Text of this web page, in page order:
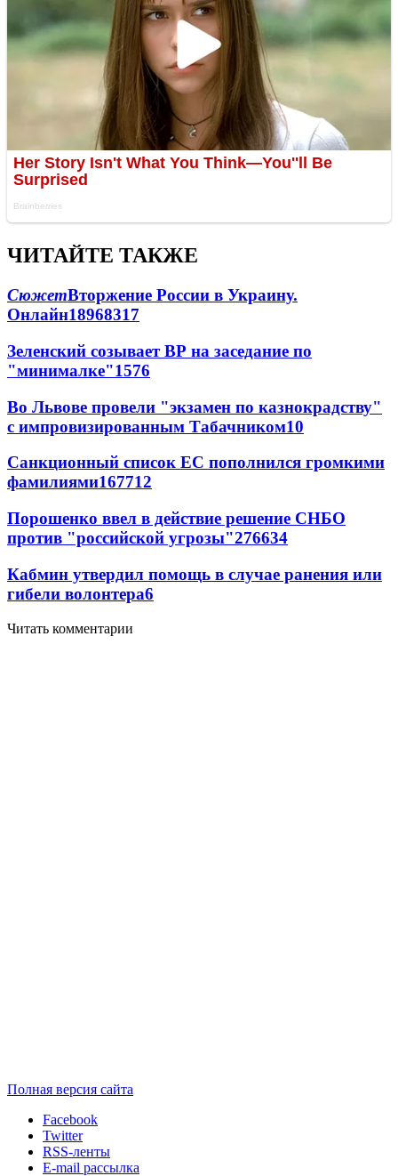
ЧИТАЙТЕ ТАКЖЕ
СюжетВторжение России в Украину.
Онлайн18968317
Зеленский созывает ВР на заседание по
"минималке"1576
Во Львове провели "экзамен по казнокрадству"
с импровизированным Табачником10
Санкционный список ЕС пополнился громкими
фамилиями167712
Порошенко ввел в действие решение СНБО
против "российской угрозы"276634
Кабмин утвердил помощь в случае ранения или
гибели волонтера6
Читать комментарии
Полная версия сайта
Facebook
Twitter
RSS-ленты
E-mail рассылка